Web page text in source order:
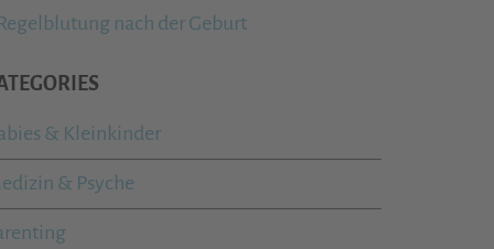
nach der Geburt
& Kleinkinder
& Psyche